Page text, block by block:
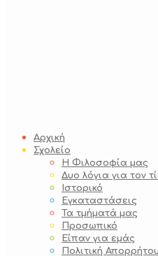
Αρχική
Σχολείο
Η Φιλοσοφία μας
Δυο λόγια για τον
Ιστορικό
Εγκαταστάσεις
Τα τμήματά μας
Προσωπικό
Είπαν για εμάς
Πολιτική Απορρήτου